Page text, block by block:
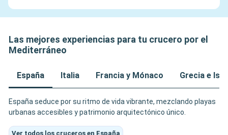
Las mejores experiencias para tu crucero por el
Mediterráneo
España Italia Francia y Mónaco Grecia e
España seduce por su ritmo de vida vibrante, mezclando playas
urbanas accesibles y patrimonio arquitectónico único.
Ver todos los cruceros en España